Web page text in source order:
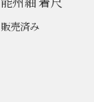
販売済み